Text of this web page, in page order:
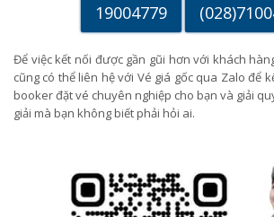
19004779
Để việc kết nối được gần gũi hơn với khách
cũng có thể liên hệ với Vé giá gốc qua Zalo để
booker đặt vé chuyên nghiệp cho bạn và giải
giải mà bạn không biết phải hỏi ai.